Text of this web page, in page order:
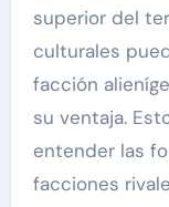
superior del
culturales
facción
su ventaja.
entender las
facciones